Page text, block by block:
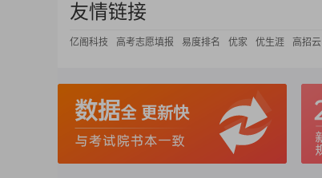
友情链接
亿阁科技 高考志愿填报 易度排名 优家 优生涯 高招云